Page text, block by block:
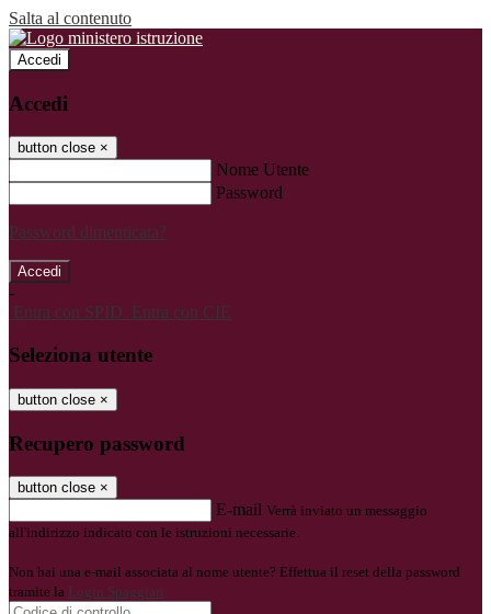
Salta al contenuto
Accedi
Accedi
button close ×
Nome Utente
Password
Password dimenticata?
-
Entra con SPID Entra con CIE
Seleziona utente
button close ×
Recupero password
button close ×
E-mail Verrà inviato un messaggio
all'indirizzo indicato con le istruzioni necessarie.
Non hai una e-mail associata al nome utente? Effettua il reset della password
tramite la Login Spaggiari